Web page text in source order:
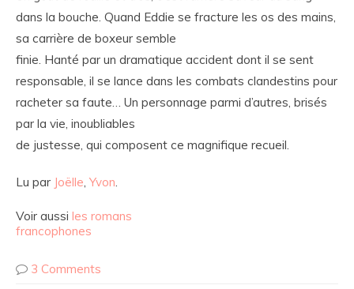
dans la bouche. Quand Eddie se fracture les os des mains,
sa carrière de boxeur semble
finie. Hanté par un dramatique accident dont il se sent
responsable, il se lance dans les combats clandestins pour
racheter sa faute… Un personnage parmi d’autres, brisés
par la vie, inoubliables
de justesse, qui composent ce magnifique recueil.
Lu par Joëlle, Yvon.
Voir aussi les romans
francophones
3 Comments